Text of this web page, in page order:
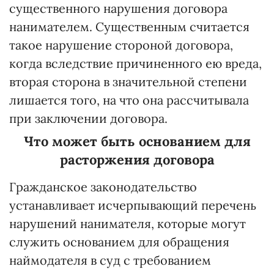
существенного нарушения договора
нанимателем. Существенным считается
такое нарушение стороной договора,
когда вследствие причиненного ею вреда,
вторая сторона в значительной степени
лишается того, на что она рассчитывала
при заключении договора.
Что может быть основанием для
расторжения договора
Гражданское законодательство
устанавливает исчерпывающий перечень
нарушений нанимателя, которые могут
служить основанием для обращения
наймодателя в суд с требованием